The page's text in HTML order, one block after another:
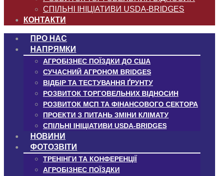
СПІЛЬНІ ІНІЦІАТИВИ USDA-BRIDGES
КОНТАКТИ
ПРО НАС
НАПРЯМКИ
АГРОБІЗНЕС ПОЇЗДКИ ДО США
СУЧАСНИЙ АГРОНОМ BRIDGES
ВІДБІР ТА ТЕСТУВАННЯ ҐРУНТУ
РОЗВИТОК ТОРГОВЕЛЬНИХ ВІДНОСИН
РОЗВИТОК МСП ТА ФІНАНСОВОГО СЕКТОРА
ПРОЕКТИ З ПИТАНЬ ЗМІНИ КЛІМАТУ
СПІЛЬНІ ІНІЦІАТИВИ USDA-BRIDGES
НОВИНИ
ФОТОЗВІТИ
ТРЕНІНГИ ТА КОНФЕРЕНЦІЇ
АГРОБІЗНЕС ПОЇЗДКИ